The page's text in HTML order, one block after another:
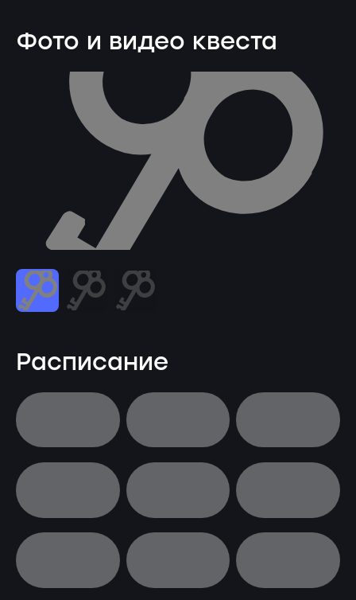
Фото и видео квеста
Расписание